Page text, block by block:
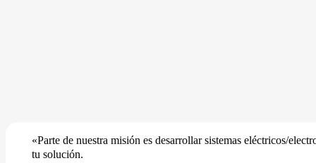
«Parte de nuestra misión es desarrollar sistemas eléctricos/
tu solución.